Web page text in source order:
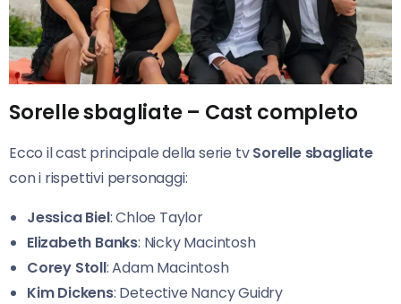
Sorelle sbagliate – Cast completo
Ecco il cast principale della serie tvSorelle sbagliate
con i rispettivi personaggi:
Jessica Biel: Chloe Taylor
Elizabeth Banks: Nicky Macintosh
Corey Stoll: Adam Macintosh
Kim Dickens: Detective Nancy Guidry